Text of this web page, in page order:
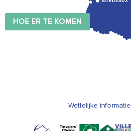
HOE ER TE KOMEN
Wettelijke informatie